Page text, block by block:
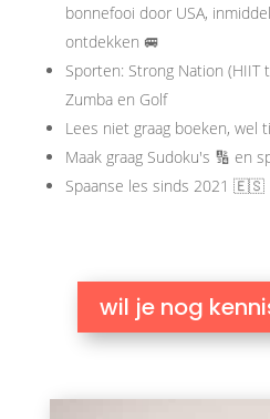
bonnefooi door USA,
ontdekken 🚐
Sporten: Strong Nation (HIIT
Zumba en Golf
Lees niet graag boeken, wel
Maak graag Sudoku's 🔢 en
Spaanse les sinds 2021 🇪🇸
wil je nog